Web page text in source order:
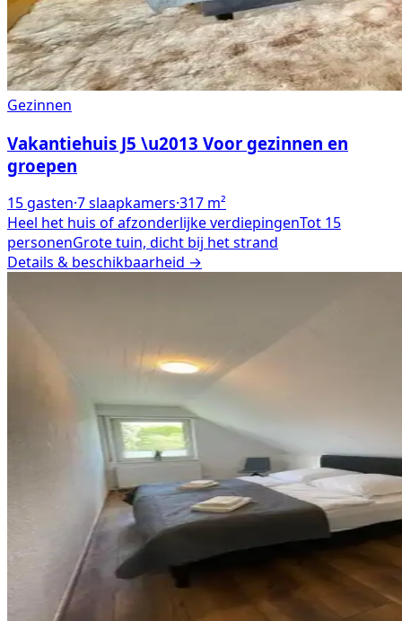
Gezinnen
Vakantiehuis J5 \u2013 Voor gezinnen en
groepen
15gasten·7slaapkamers·317 m²
Heel het huis of afzonderlijke verdiepingenTot 15
personenGrote tuin, dicht bij het strand
Details & beschikbaarheid →